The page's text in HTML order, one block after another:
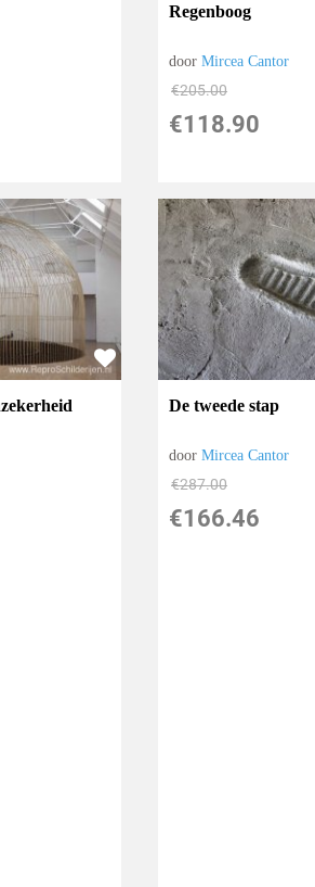
Regenboog
doorMircea Cantor
€205.00
€118.90
De tweede stap
doorMircea Cantor
€287.00
€166.46